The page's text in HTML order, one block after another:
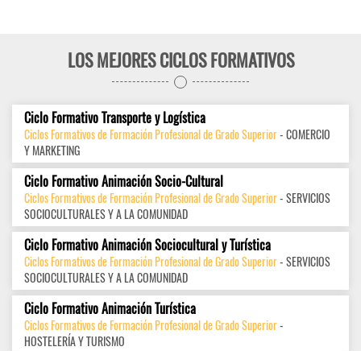
LOS MEJORES CICLOS FORMATIVOS
Ciclo Formativo Transporte y Logística
Ciclos Formativos de Formación Profesional de Grado Superior- COMERCIO
Y MARKETING
Ciclo Formativo Animación Socio-Cultural
Ciclos Formativos de Formación Profesional de Grado Superior- SERVICIOS
SOCIOCULTURALES Y A LA COMUNIDAD
Ciclo Formativo Animación Sociocultural y Turística
Ciclos Formativos de Formación Profesional de Grado Superior- SERVICIOS
SOCIOCULTURALES Y A LA COMUNIDAD
Ciclo Formativo Animación Turística
Ciclos Formativos de Formación Profesional de Grado Superior-
HOSTELERÍA Y TURISMO